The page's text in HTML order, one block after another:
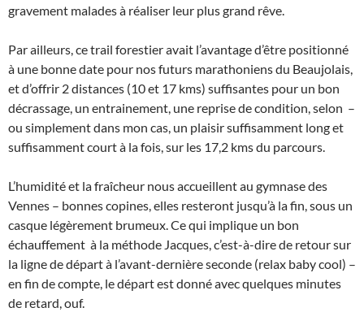
gravement malades à réaliser leur plus grand rêve.
Par ailleurs, ce trail forestier avait l’avantage d’être positionné
à une bonne date pour nos futurs marathoniens du Beaujolais,
et d’offrir 2 distances (10 et 17 kms) suffisantes pour un bon
décrassage, un entrainement, une reprise de condition, selon –
ou simplement dans mon cas, un plaisir suffisamment long et
suffisamment court à la fois, sur les 17,2 kms du parcours.
L’humidité et la fraîcheur nous accueillent au gymnase des
Vennes – bonnes copines, elles resteront jusqu’à la fin, sous un
casque légèrement brumeux. Ce qui implique un bon
échauffement à la méthode Jacques, c’est-à-dire de retour sur
la ligne de départ à l’avant-dernière seconde (relax baby cool) –
en fin de compte, le départ est donné avec quelques minutes
de retard, ouf.